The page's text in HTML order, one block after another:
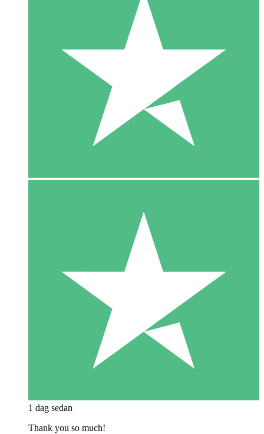
1 dag sedan
Thank you so much!